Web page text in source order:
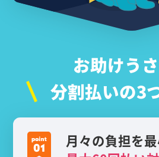
お助けう
分割払いの3
月々の負担を最